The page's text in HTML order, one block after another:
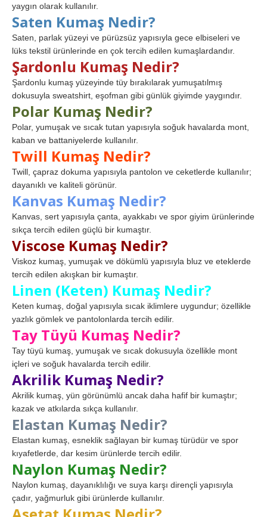
yaygın olarak kullanılır.
Saten Kumaş Nedir?
Saten, parlak yüzeyi ve pürüzsüz yapısıyla gece elbiseleri ve
lüks tekstil ürünlerinde en çok tercih edilen kumaşlardandır.
Şardonlu Kumaş Nedir?
Şardonlu kumaş yüzeyinde tüy bırakılarak yumuşatılmış
dokusuyla sweatshirt, eşofman gibi günlük giyimde yaygındır.
Polar Kumaş Nedir?
Polar, yumuşak ve sıcak tutan yapısıyla soğuk havalarda mont,
kaban ve battaniyelerde kullanılır.
Twill Kumaş Nedir?
Twill, çapraz dokuma yapısıyla pantolon ve ceketlerde kullanılır;
dayanıklı ve kaliteli görünür.
Kanvas Kumaş Nedir?
Kanvas, sert yapısıyla çanta, ayakkabı ve spor giyim ürünlerinde
sıkça tercih edilen güçlü bir kumaştır.
Viscose Kumaş Nedir?
Viskoz kumaş, yumuşak ve dökümlü yapısıyla bluz ve eteklerde
tercih edilen akışkan bir kumaştır.
Linen (Keten) Kumaş Nedir?
Keten kumaş, doğal yapısıyla sıcak iklimlere uygundur; özellikle
yazlık gömlek ve pantolonlarda tercih edilir.
Tay Tüyü Kumaş Nedir?
Tay tüyü kumaş, yumuşak ve sıcak dokusuyla özellikle mont
içleri ve soğuk havalarda tercih edilir.
Akrilik Kumaş Nedir?
Akrilik kumaş, yün görünümlü ancak daha hafif bir kumaştır;
kazak ve atkılarda sıkça kullanılır.
Elastan Kumaş Nedir?
Elastan kumaş, esneklik sağlayan bir kumaş türüdür ve spor
kıyafetlerde, dar kesim ürünlerde tercih edilir.
Naylon Kumaş Nedir?
Naylon kumaş, dayanıklılığı ve suya karşı dirençli yapısıyla
çadır, yağmurluk gibi ürünlerde kullanılır.